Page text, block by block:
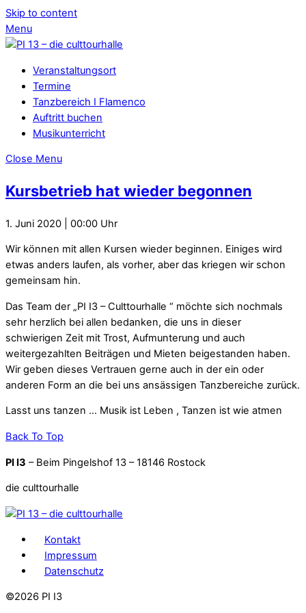
Skip to content
Menu
Veranstaltungsort
Termine
Tanzbereich I Flamenco
Auftritt buchen
Musikunterricht
Close Menu
Kursbetrieb hat wieder begonnen
1. Juni 2020 00:00
Wir können mit allen Kursen wieder beginnen. Einiges wird
etwas anders laufen, als vorher, aber das kriegen wir schon
gemeinsam hin.
Das Team der „PI I3 – Culttourhalle “ möchte sich nochmals
sehr herzlich bei allen bedanken, die uns in dieser
schwierigen Zeit mit Trost, Aufmunterung und auch
weitergezahlten Beiträgen und Mieten beigestanden haben.
Wir geben dieses Vertrauen gerne auch in der ein oder
anderen Form an die bei uns ansässigen Tanzbereiche zurück.
Lasst uns tanzen … Musik ist Leben , Tanzen ist wie atmen
Back To Top
PI I3 – Beim Pingelshof 13 – 18146 Rostock
die culttourhalle
Kontakt
Impressum
Datenschutz
©2026 PI I3